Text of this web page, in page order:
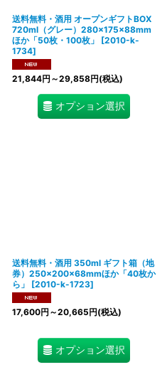
送料無料・酒用 オープンギフトBOX
720ml（グレー）280×175×88mm
ほか「50枚・100枚」
[2010-k-
1734]
21,844円 ～29,858円(税込)
オプション選択
送料無料・酒用 350ml ギフト箱（地
券）250×200×68mmほか「40枚か
ら」
[2010-k-1723]
17,600円 ～20,665円(税込)
オプション選択